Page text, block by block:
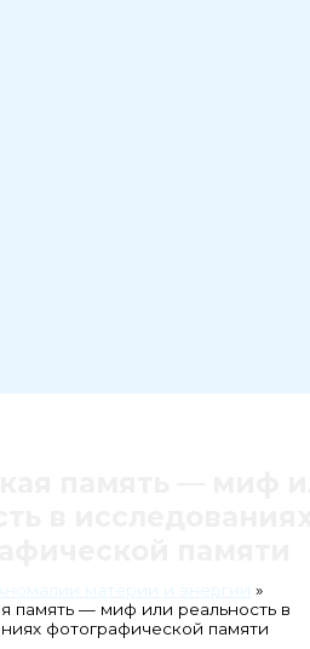
материи и энергии
память — миф или реальность в
фотографической памяти